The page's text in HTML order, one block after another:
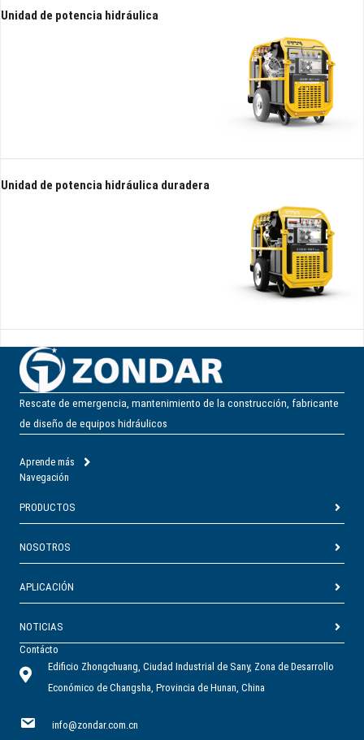
Unidad de potencia hidráulica
Unidad de potencia hidráulica duradera
Rescate de emergencia, mantenimiento de la construcción, fabricante
de diseño de equipos hidráulicos
Aprende más
Navegación
PRODUCTOS
NOSOTROS
APLICACIÓN
NOTICIAS
Contácto
Edificio Zhongchuang, Ciudad Industrial de Sany, Zona de Desarrollo
Económico de Changsha, Provincia de Hunan, China
info@zondar.com.cn